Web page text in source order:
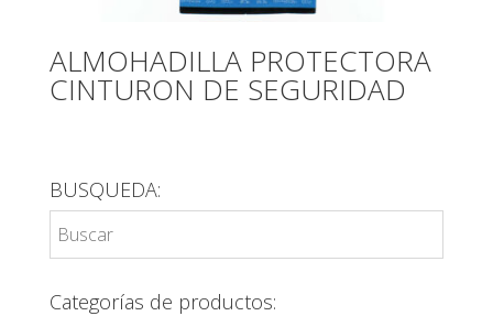
ALMOHADILLA PROTECTORA
CINTURON DE SEGURIDAD
BUSQUEDA:
Categorías de productos: